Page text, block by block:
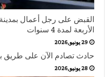
القبض على رجل أعمال بمدينة
الأربعة لمدة 4 سنوات
29 يونيو,2026
حادث تصادم الآن على طريق
28 يونيو,2026